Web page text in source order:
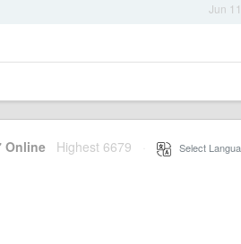
Jun 11
Online Highest 6679 Select